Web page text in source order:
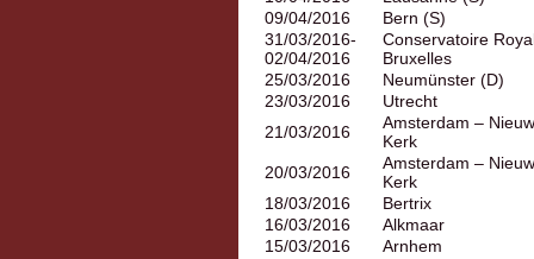
09/04/2016
Bern (S)
31/03/2016-
02/04/2016
Conservatoire
Bruxelles
25/03/2016
Neumünster (D)
23/03/2016
Utrecht
21/03/2016
Amsterdam –
Kerk
20/03/2016
Amsterdam –
Kerk
18/03/2016
Bertrix
16/03/2016
Alkmaar
15/03/2016
Arnhem